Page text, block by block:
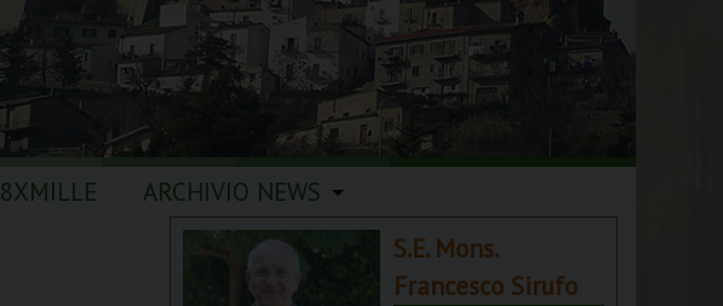
8XMILLE ARCHIVIO NEWS
S.E. Mons.
Francesco Sirufo